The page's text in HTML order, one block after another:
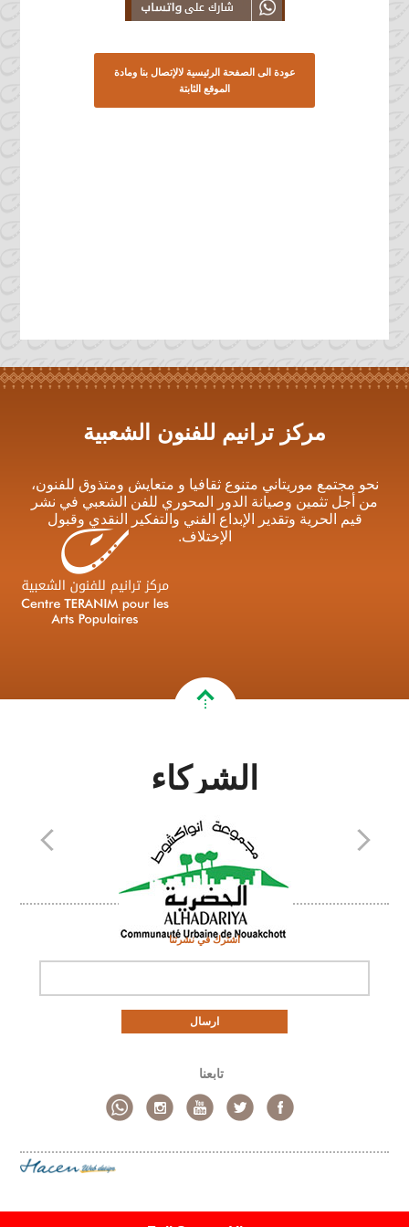
Linkedin From Teranim
عودة الى الصفحة الرئيسية لالإتصال بنا ومادة
الموقع الثابتة
مركز ترانيم للفنون الشعبية
نحو مجتمع موريتاني متنوع ثقافيا و متعايش ومتذوق للفنون،
من أجل تثمين وصيانة الدور المحوري للفن الشعبي في نشر
قيم الحرية وتقدير الإبداع الفني والتفكير النقدي وقبول
الإختلاف.
الشركاء
اشترك في نشرتنا
ارسال
تابعنا